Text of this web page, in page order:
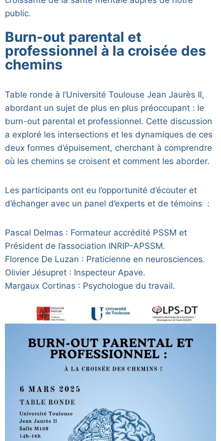
public.
Burn-out parental et
professionnel à la croisée des
chemins
Table ronde à l’Université Toulouse Jean Jaurès II,
abordant un sujet de plus en plus préoccupant : le
burn-out parental et professionnel. Cette discussion
a exploré les intersections et les dynamiques de ces
deux formes d’épuisement, cherchant à comprendre
où les chemins se croisent et comment les aborder.
Les participants ont eu l’opportunité d’écouter et
d’échanger avec un panel d’experts et de témoins :
Pascal Delmas : Formateur accrédité PSSM et
Président de l’association INRIP-APSSM.
Florence De Luzan : Praticienne en neurosciences.
Olivier Jésupret : Inspecteur Apave.
Margaux Cortinas : Psychologue du travail.